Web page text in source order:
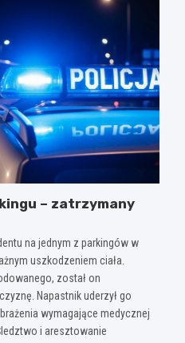
– zatrzymany
na jednym z parkingów w
uszkodzeniem ciała.
został on
Napastnik uderzył go
wymagające medycznej
i aresztowanie